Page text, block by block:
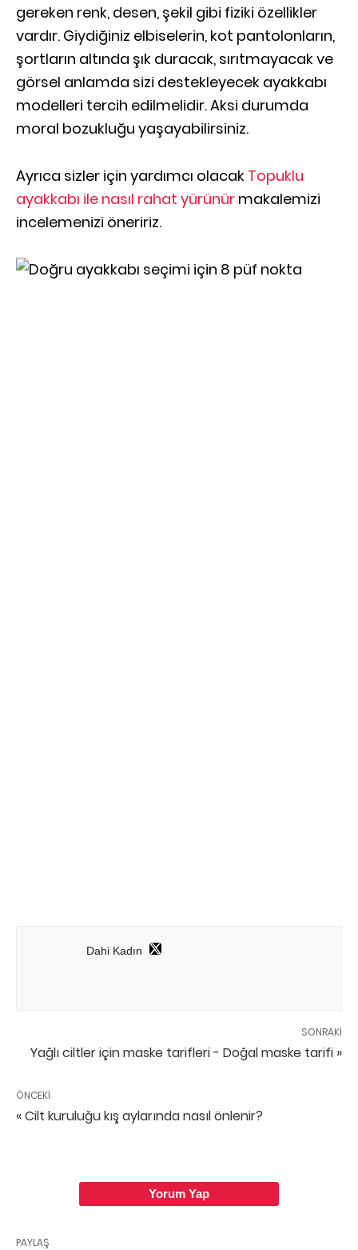
gereken renk, desen, şekil gibi fiziki özellikler
vardır. Giydiğiniz elbiselerin, kot pantolonların,
şortların altında şık duracak, sırıtmayacak ve
görsel anlamda sizi destekleyecek ayakkabı
modelleri tercih edilmelidir. Aksi durumda
moral bozukluğu yaşayabilirsiniz.
Ayrıca sizler için yardımcı olacak Topuklu
ayakkabı ile nasıl rahat yürünür makalemizi
incelemenizi öneririz.
Dahi Kadın
SONRAKI
Yağlı ciltler için maske tarifleri - Doğal maske tarifi »
ÖNCEKI
« Cilt kuruluğu kış aylarında nasıl önlenir?
Yorum Yap
PAYLAŞ